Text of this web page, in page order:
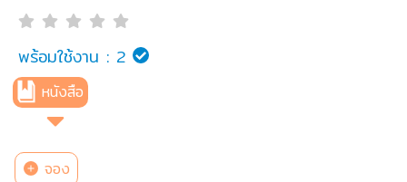
พร้อมใช้งาน : 2
หนังสือ
จอง